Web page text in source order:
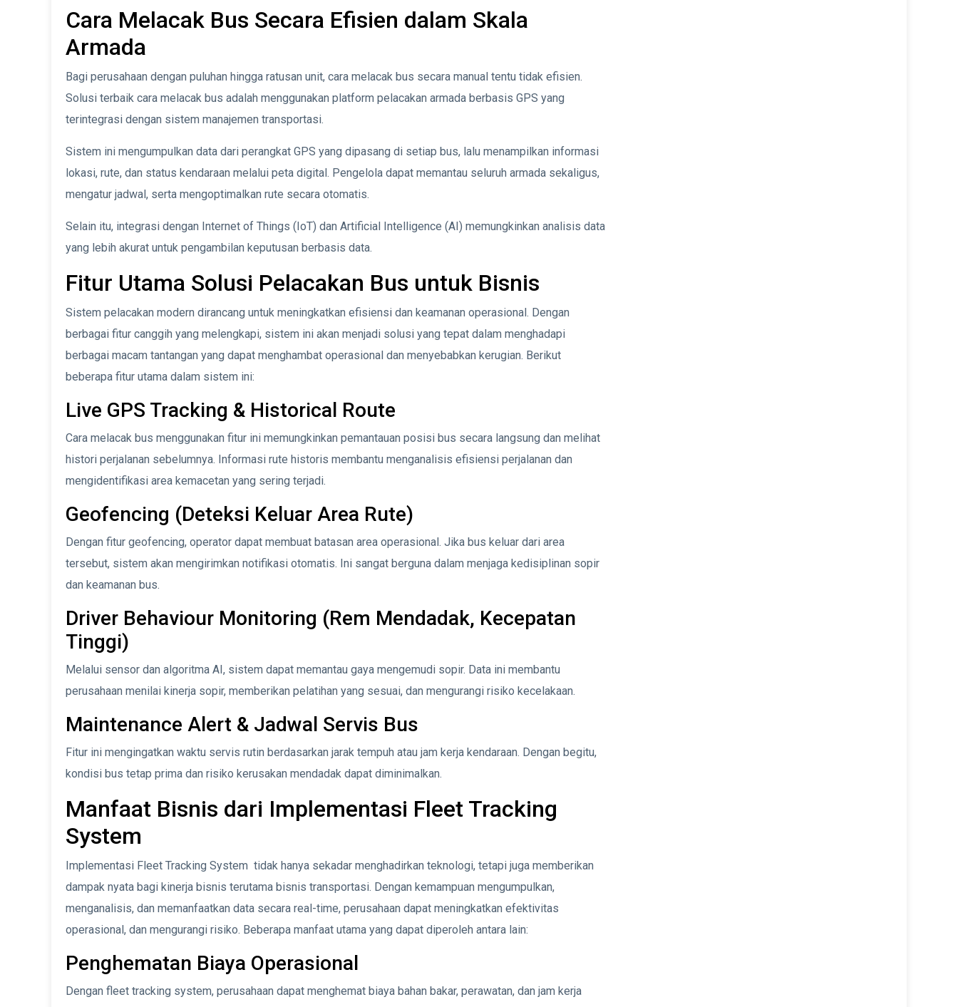
Cara Melacak Bus Secara Efisien dalam Skala
Armada
Bagi perusahaan dengan puluhan hingga ratusan unit, cara melacak bus secara manual tentu tidak efisien.
Solusi terbaik cara melacak bus adalah menggunakan platform pelacakan armada berbasis GPS yang
terintegrasi dengan sistem manajemen transportasi.
Sistem ini mengumpulkan data dari perangkat GPS yang dipasang di setiap bus, lalu menampilkan informasi
lokasi, rute, dan status kendaraan melalui peta digital. Pengelola dapat memantau seluruh armada sekaligus,
mengatur jadwal, serta mengoptimalkan rute secara otomatis.
Selain itu, integrasi dengan Internet of Things (IoT) dan Artificial Intelligence (AI) memungkinkan analisis data
yang lebih akurat untuk pengambilan keputusan berbasis data.
Fitur Utama Solusi Pelacakan Bus untuk Bisnis
Sistem pelacakan modern dirancang untuk meningkatkan efisiensi dan keamanan operasional. Dengan
berbagai fitur canggih yang melengkapi, sistem ini akan menjadi solusi yang tepat dalam menghadapi
berbagai macam tantangan yang dapat menghambat operasional dan menyebabkan kerugian. Berikut
beberapa fitur utama dalam sistem ini:
Live GPS Tracking & Historical Route
Cara melacak bus menggunakan fitur ini memungkinkan pemantauan posisi bus secara langsung dan melihat
histori perjalanan sebelumnya. Informasi rute historis membantu menganalisis efisiensi perjalanan dan
mengidentifikasi area kemacetan yang sering terjadi.
Geofencing (Deteksi Keluar Area Rute)
Dengan fitur geofencing, operator dapat membuat batasan area operasional. Jika bus keluar dari area
tersebut, sistem akan mengirimkan notifikasi otomatis. Ini sangat berguna dalam menjaga kedisiplinan sopir
dan keamanan bus.
Driver Behaviour Monitoring (Rem Mendadak, Kecepatan
Tinggi)
Melalui sensor dan algoritma AI, sistem dapat memantau gaya mengemudi sopir. Data ini membantu
perusahaan menilai kinerja sopir, memberikan pelatihan yang sesuai, dan mengurangi risiko kecelakaan.
Maintenance Alert & Jadwal Servis Bus
Fitur ini mengingatkan waktu servis rutin berdasarkan jarak tempuh atau jam kerja kendaraan. Dengan begitu,
kondisi bus tetap prima dan risiko kerusakan mendadak dapat diminimalkan.
Manfaat Bisnis dari Implementasi Fleet Tracking
System
Implementasi Fleet Tracking System tidak hanya sekadar menghadirkan teknologi, tetapi juga memberikan
dampak nyata bagi kinerja bisnis terutama bisnis transportasi. Dengan kemampuan mengumpulkan,
menganalisis, dan memanfaatkan data secara real-time, perusahaan dapat meningkatkan efektivitas
operasional, dan mengurangi risiko. Beberapa manfaat utama yang dapat diperoleh antara lain:
Penghematan Biaya Operasional
Dengan fleet tracking system, perusahaan dapat menghemat biaya bahan bakar, perawatan, dan jam kerja